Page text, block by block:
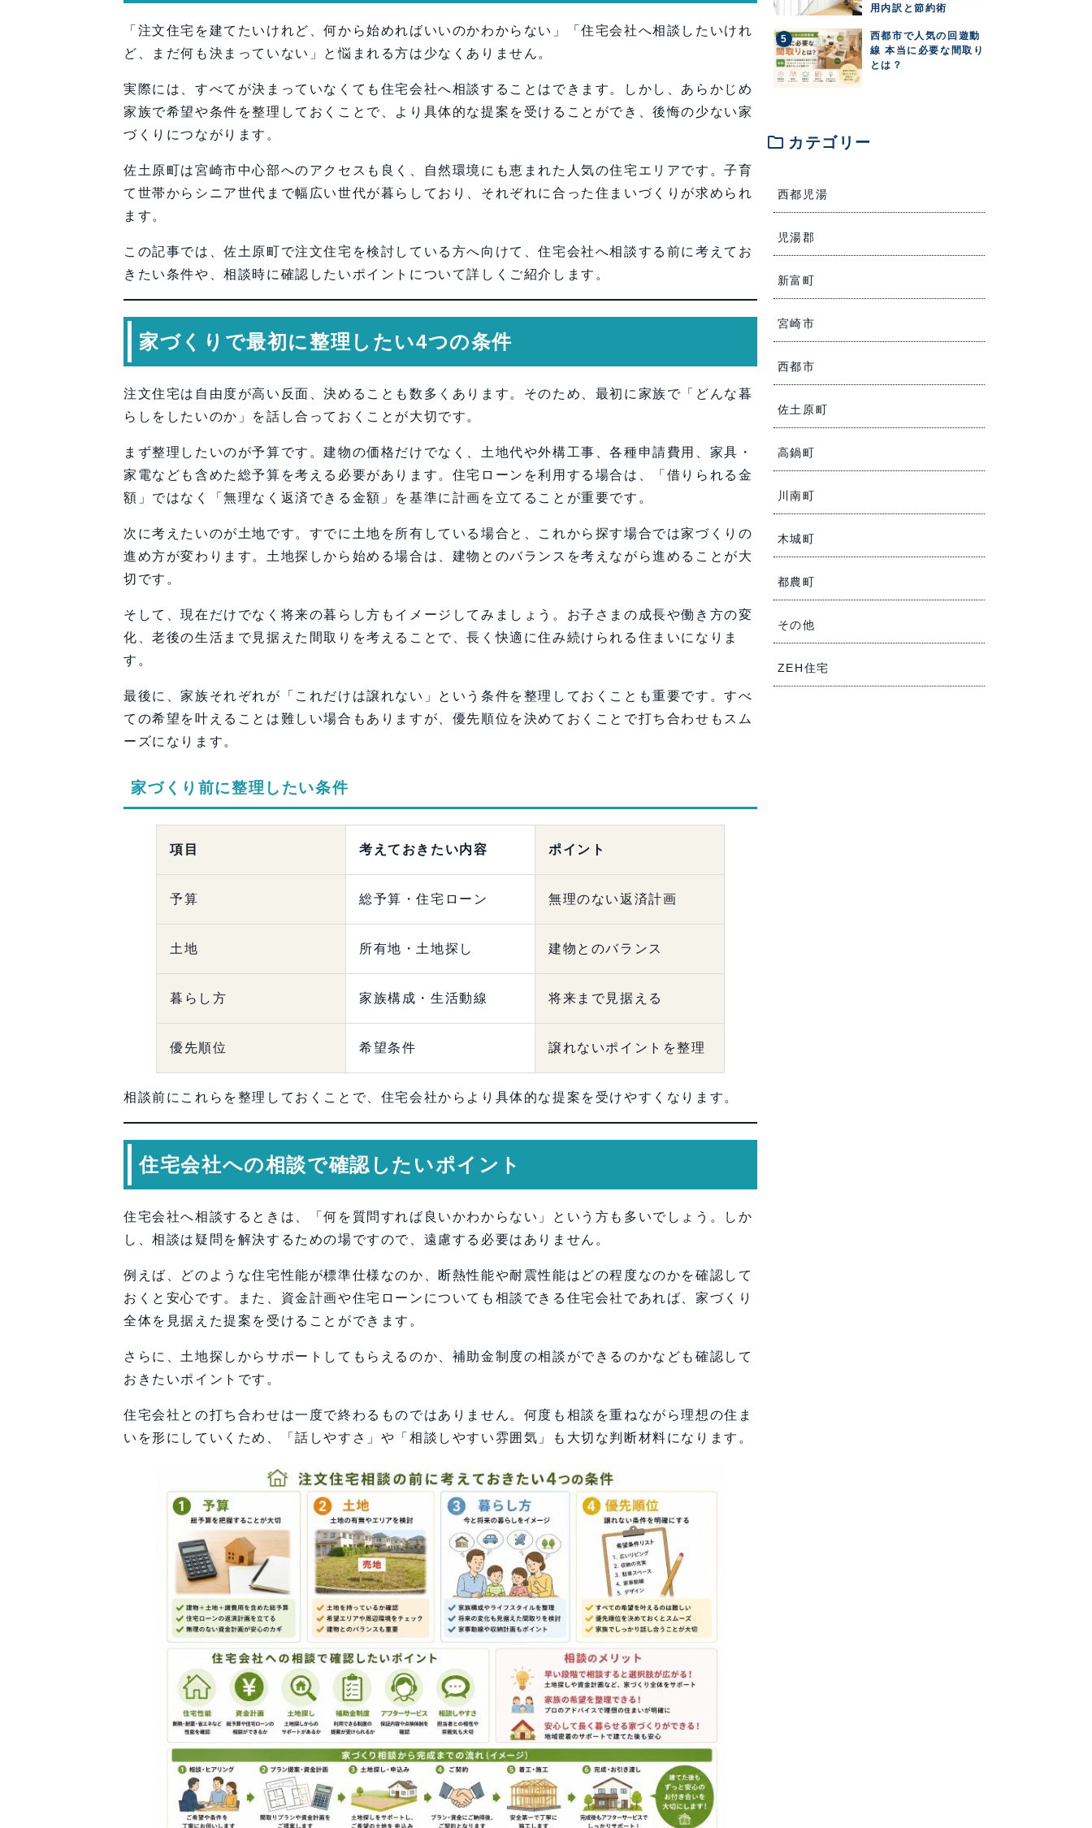
「注文住宅を建てたいけれど、何から始めればいいのかわからない」「住宅会社へ相談したいけれ
ど、まだ何も決まっていない」と悩まれる方は少なくありません。
実際には、すべてが決まっていなくても住宅会社へ相談することはできます。しかし、あらかじめ
家族で希望や条件を整理しておくことで、より具体的な提案を受けることができ、後悔の少ない家
づくりにつながります。
佐土原町は宮崎市中心部へのアクセスも良く、自然環境にも恵まれた人気の住宅エリアです。子育
て世帯からシニア世代まで幅広い世代が暮らしており、それぞれに合った住まいづくりが求められ
ます。
この記事では、佐土原町で注文住宅を検討している方へ向けて、住宅会社へ相談する前に考えてお
きたい条件や、相談時に確認したいポイントについて詳しくご紹介します。
家づくりで最初に整理したい4つの条件
注文住宅は自由度が高い反面、決めることも数多くあります。そのため、最初に家族で「どんな暮
らしをしたいのか」を話し合っておくことが大切です。
まず整理したいのが予算です。建物の価格だけでなく、土地代や外構工事、各種申請費用、家具・
家電なども含めた総予算を考える必要があります。住宅ローンを利用する場合は、「借りられる金
額」ではなく「無理なく返済できる金額」を基準に計画を立てることが重要です。
次に考えたいのが土地です。すでに土地を所有している場合と、これから探す場合では家づくりの
進め方が変わります。土地探しから始める場合は、建物とのバランスを考えながら進めることが大
切です。
そして、現在だけでなく将来の暮らし方もイメージしてみましょう。お子さまの成長や働き方の変
化、老後の生活まで見据えた間取りを考えることで、長く快適に住み続けられる住まいになりま
す。
最後に、家族それぞれが「これだけは譲れない」という条件を整理しておくことも重要です。すべ
ての希望を叶えることは難しい場合もありますが、優先順位を決めておくことで打ち合わせもスム
ーズになります。
家づくり前に整理したい条件
項目 考えておきたい内容 ポイント
予算 総予算・住宅ローン 無理のない返済計画
土地 所有地・土地探し 建物とのバランス
暮らし方 家族構成・生活動線 将来まで見据える
優先順位 希望条件 譲れないポイントを整理
相談前にこれらを整理しておくことで、住宅会社からより具体的な提案を受けやすくなります。
住宅会社への相談で確認したいポイント
住宅会社へ相談するときは、「何を質問すれば良いかわからない」という方も多いでしょう。しか
し、相談は疑問を解決するための場ですので、遠慮する必要はありません。
例えば、どのような住宅性能が標準仕様なのか、断熱性能や耐震性能はどの程度なのかを確認して
おくと安心です。また、資金計画や住宅ローンについても相談できる住宅会社であれば、家づくり
全体を見据えた提案を受けることができます。
さらに、土地探しからサポートしてもらえるのか、補助金制度の相談ができるのかなども確認して
おきたいポイントです。
住宅会社との打ち合わせは一度で終わるものではありません。何度も相談を重ねながら理想の住ま
いを形にしていくため、「話しやすさ」や「相談しやすい雰囲気」も大切な判断材料になります。
用内訳と節約術
西都市で人気の回遊動
線 本当に必要な間取り
とは？
folder カテゴリー
西都児湯
児湯郡
新富町
宮崎市
西都市
佐土原町
高鍋町
川南町
木城町
都農町
その他
ZEH住宅